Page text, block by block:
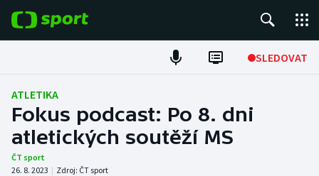
SLEDOVAT
Fotbal
Hokej
Tenis
ATLETIKA
Fokus podcast: Po 8. dni
atletických soutěží MS
ČT sport
26. 8. 2023 | Zdroj: ČT sport